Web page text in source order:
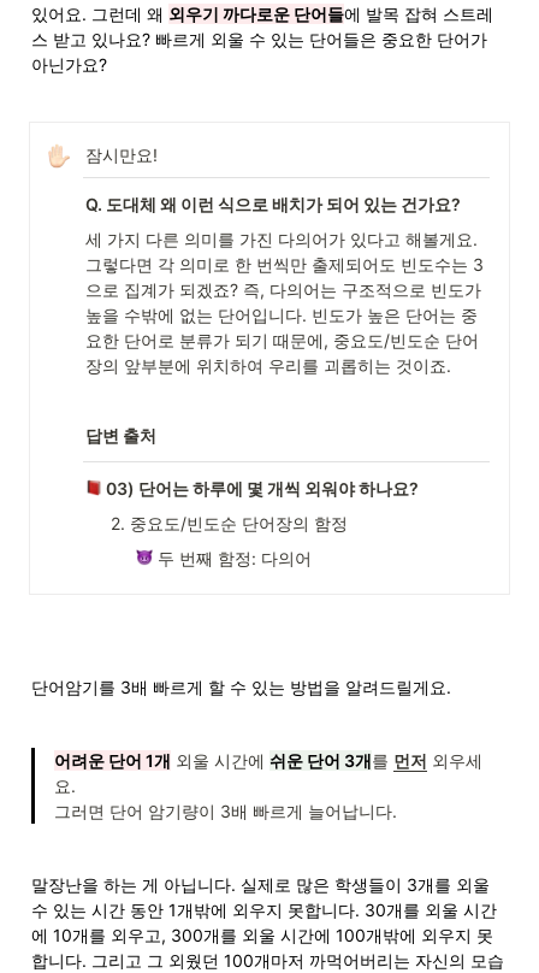
있어요. 그런데 왜 외우기 까다로운 단어들에 발목 잡혀 스트레
스 받고 있나요? 빠르게 외울 수 있는 단어들은 중요한 단어가
아닌가요?
잠시만요!
Q. 도대체 왜 이런 식으로 배치가 되어 있는 건가요?
세 가지 다른 의미를 가진 다의어가 있다고 해볼게요.
그렇다면 각 의미로 한 번씩만 출제되어도 빈도수는 3
으로 집계가 되겠죠? 즉, 다의어는 구조적으로 빈도가
높을 수밖에 없는 단어입니다. 빈도가 높은 단어는 중
요한 단어로 분류가 되기 때문에, 중요도/빈도순 단어
장의 앞부분에 위치하여 우리를 괴롭히는 것이죠.
답변 출처
03) 단어는 하루에 몇 개씩 외워야 하나요?
2. 중요도/빈도순 단어장의 함정
두 번째 함정: 다의어
단어암기를 3배 빠르게 할 수 있는 방법을 알려드릴게요.
어려운 단어 1개 외울 시간에 쉬운 단어 3개를 먼저 외우세
요.
그러면 단어 암기량이 3배 빠르게 늘어납니다.
말장난을 하는 게 아닙니다. 실제로 많은 학생들이 3개를 외울
수 있는 시간 동안 1개밖에 외우지 못합니다. 30개를 외울 시간
에 10개를 외우고, 300개를 외울 시간에 100개밖에 외우지 못
합니다. 그리고 그 외웠던 100개마저 까먹어버리는 자신의 모습